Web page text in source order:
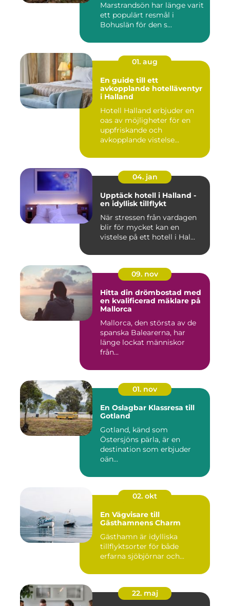
Marstrandsön har länge varit
ett populärt resmål i
Bohuslän för den s...
01. aug
En guide till ett
avkopplande hotelläventyr
i Halland
Hotell Halland erbjuder en
oas av möjligheter för en
uppfriskande och
avkopplande vistelse...
04. jan
Upptäck hotell i Halland -
en idyllisk tillflykt
När stressen från vardagen
blir för mycket kan en
vistelse på ett hotell i Hal...
09. nov
Hitta din drömbostad med
en kvalificerad mäklare på
Mallorca
Mallorca, den största av de
spanska Balearerna, har
länge lockat människor
från...
01. nov
En Oslagbar Klassresa till
Gotland
Gotland, känd som
Östersjöns pärla, är en
destination som erbjuder
oän...
02. okt
En Vägvisare till
Gästhamnens Charm
Gästhamn är idylliska
tillflyktsorter för både
erfarna sjöbjörnar och...
22. maj